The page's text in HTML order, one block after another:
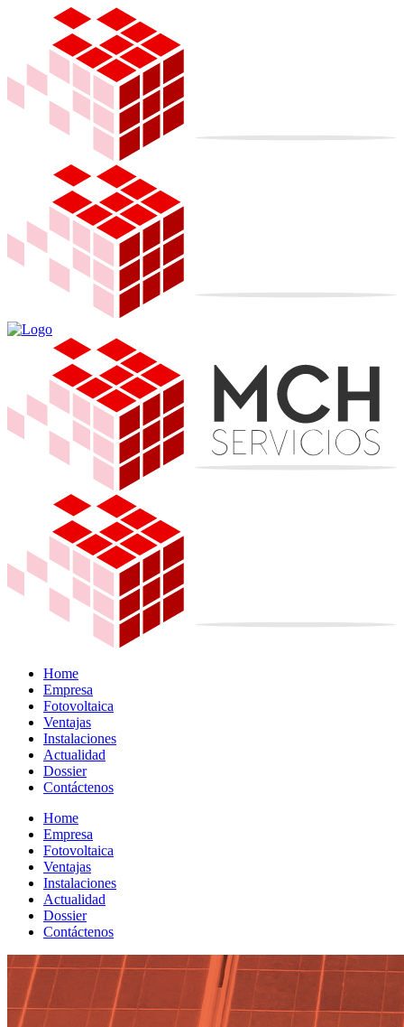
Home
Empresa
Fotovoltaica
Ventajas
Instalaciones
Actualidad
Dossier
Contáctenos
Home
Empresa
Fotovoltaica
Ventajas
Instalaciones
Actualidad
Dossier
Contáctenos